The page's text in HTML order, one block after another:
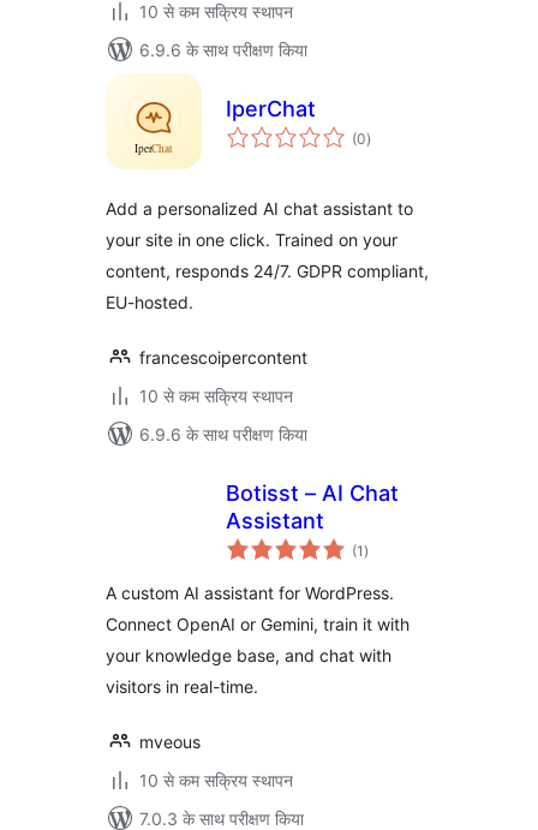
10 से कम सक्रिय स्थापन
6.9.6 के साथ परीक्षण किया
IperChat
(0कुल
दर)
Add a personalized AI chat assistant to
your site in one click. Trained on your
content, responds 24/7. GDPR compliant,
EU-hosted.
francescoipercontent
10 से कम सक्रिय स्थापन
6.9.6 के साथ परीक्षण किया
Botisst – AI Chat
Assistant
(1 कुल
दर)
A custom AI assistant for WordPress.
Connect OpenAI or Gemini, train it with
your knowledge base, and chat with
visitors in real-time.
mveous
10 से कम सक्रिय स्थापन
7.0.3 के साथ परीक्षण किया